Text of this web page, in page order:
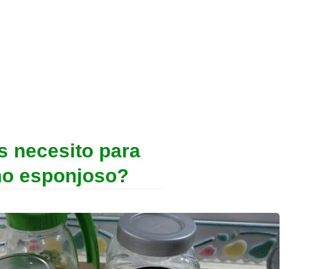
necesito para
esponjoso?